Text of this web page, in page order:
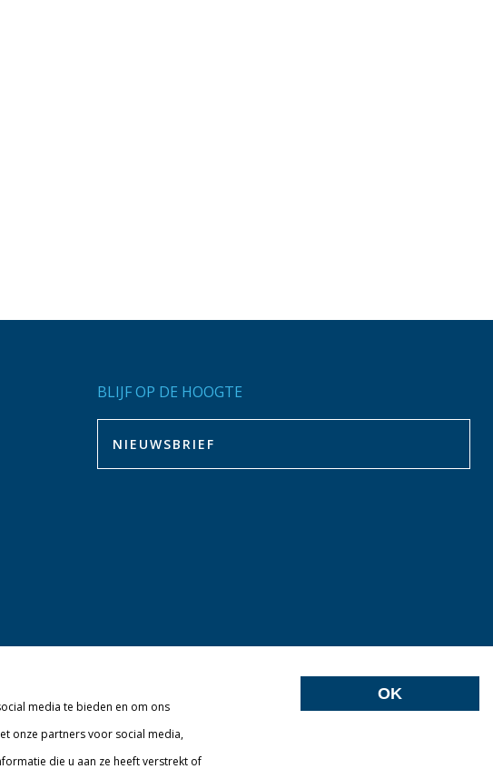
BLIJF OP DE HOOGTE
media te bieden en om ons
onze partners voor social media,
die u aan ze heeft verstrekt of
OK